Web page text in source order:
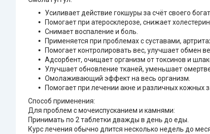
Усиливает действие гокшуры за счёт своего
Помогает при атеросклерозе, снижает
Снимает воспаление и боль.
Применяется при проблемах с суставами,
Помогает контролировать вес, улучшает обмен
Адсорбент, очищает организм от токсинов и
Улучшает обновление тканей, уменьшает
Омолаживающий эффект на весь организм.
Помогает при лечении акне и различных кожных
Способ применения:
Для проблем с мочеиспусканием и камнями:
Принимать по 2 таблетки дважды в день до еды.
Курс лечения обычно длится несколько недель до